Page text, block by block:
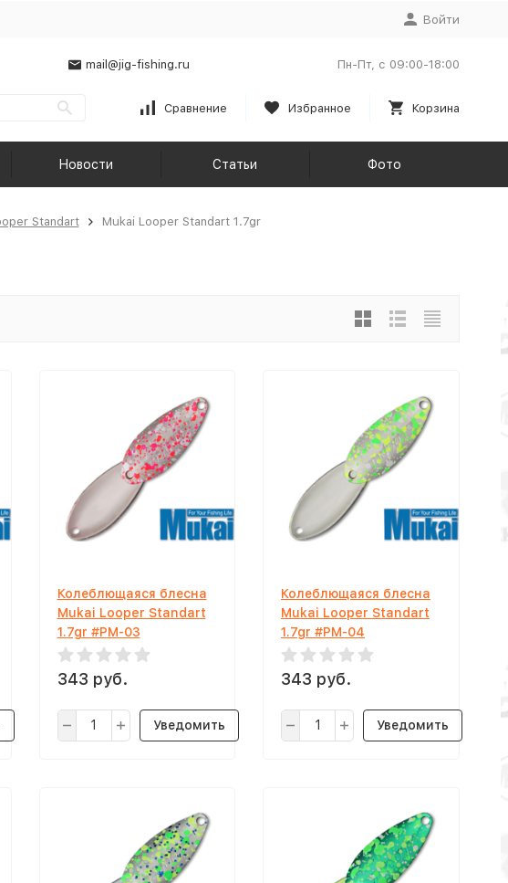
Войти
mail@jig-fishing.ru Пн-Пт, с 09:00-18:00
Сравнение Избранное Корзина
Новости Статьи Фото
Standart Mukai Looper Standart 1.7gr
Колеблющаяся блесна
Mukai Looper Standart
1.7gr #PM-03
343 руб.
Уведомить
Колеблющаяся блесна
Mukai Looper Standart
1.7gr #PM-04
343 руб.
Уведомить